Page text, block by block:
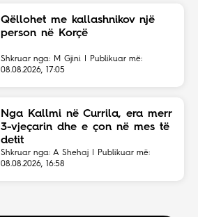
Qëllohet me kallashnikov një
person në Korçë
Shkruar nga: M Gjini | Publikuar më:
08.08.2026, 17:05
Nga Kallmi në Currila, era merr
3-vjeçarin dhe e çon në mes të
detit
Shkruar nga: A Shehaj | Publikuar më:
08.08.2026, 16:58